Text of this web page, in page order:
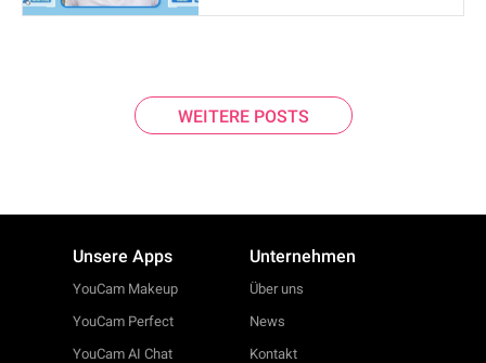
WEITERE POSTS
Unsere Apps
YouCam Makeup
YouCam Perfect
YouCam AI Chat
Unternehmen
Über uns
News
Kontakt